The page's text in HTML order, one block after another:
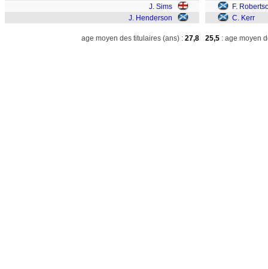
J. Sims
J. Henderson
F.
C. Kerr
age moyen des titulaires (ans) : 27,8 25,5 : age moyen